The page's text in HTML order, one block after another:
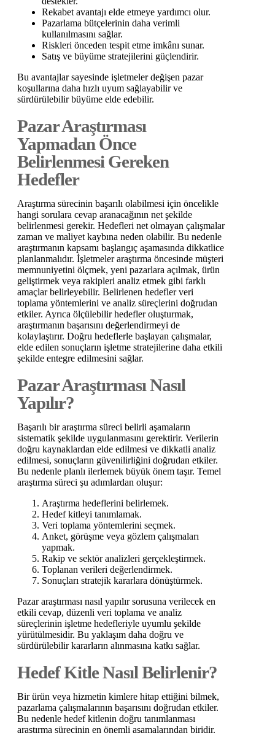
Rekabet avantajı elde etmeye yardımcı olur.
Pazarlama bütçelerinin daha verimli
kullanılmasını sağlar.
Riskleri önceden tespit etme imkânı sunar.
Satış ve büyüme stratejilerini güçlendirir.
Bu avantajlar sayesinde işletmeler değişen pazar
koşullarına daha hızlı uyum sağlayabilir ve
sürdürülebilir büyüme elde edebilir.
Pazar Araştırması
Yapmadan Önce
Belirlenmesi Gereken
Hedefler
Araştırma sürecinin başarılı olabilmesi için öncelikle
hangi sorulara cevap aranacağının net şekilde
belirlenmesi gerekir. Hedefleri net olmayan çalışmalar
zaman ve maliyet kaybına neden olabilir. Bu nedenle
araştırmanın kapsamı başlangıç aşamasında dikkatlice
planlanmalıdır. İşletmeler araştırma öncesinde müşteri
memnuniyetini ölçmek, yeni pazarlara açılmak, ürün
geliştirmek veya rakipleri analiz etmek gibi farklı
amaçlar belirleyebilir. Belirlenen hedefler veri
toplama yöntemlerini ve analiz süreçlerini doğrudan
etkiler. Ayrıca ölçülebilir hedefler oluşturmak,
araştırmanın başarısını değerlendirmeyi de
kolaylaştırır. Doğru hedeflerle başlayan çalışmalar,
elde edilen sonuçların işletme stratejilerine daha etkili
şekilde entegre edilmesini sağlar.
Pazar Araştırması Nasıl
Yapılır?
Başarılı bir araştırma süreci belirli aşamaların
sistematik şekilde uygulanmasını gerektirir. Verilerin
doğru kaynaklardan elde edilmesi ve dikkatli analiz
edilmesi, sonuçların güvenilirliğini doğrudan etkiler.
Bu nedenle planlı ilerlemek büyük önem taşır. Temel
araştırma süreci şu adımlardan oluşur:
Araştırma hedeflerini belirlemek.
Hedef kitleyi tanımlamak.
Veri toplama yöntemlerini seçmek.
Anket, görüşme veya gözlem çalışmaları
yapmak.
Rakip ve sektör analizleri gerçekleştirmek.
Toplanan verileri değerlendirmek.
Sonuçları stratejik kararlara dönüştürmek.
Pazar araştırması nasıl yapılır sorusuna verilecek en
etkili cevap, düzenli veri toplama ve analiz
süreçlerinin işletme hedefleriyle uyumlu şekilde
yürütülmesidir. Bu yaklaşım daha doğru ve
sürdürülebilir kararların alınmasına katkı sağlar.
Hedef Kitle Nasıl Belirlenir?
Bir ürün veya hizmetin kimlere hitap ettiğini bilmek,
pazarlama çalışmalarının başarısını doğrudan etkiler.
Bu nedenle hedef kitlenin doğru tanımlanması
araştırma sürecinin en önemli aşamalarından biridir.